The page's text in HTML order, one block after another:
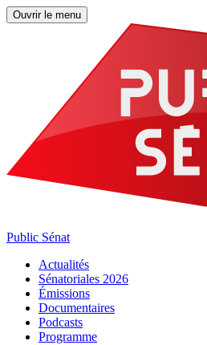
Ouvrir le menu
Public Sénat
Actualités
Sénatoriales 2026
Émissions
Documentaires
Podcasts
Programme